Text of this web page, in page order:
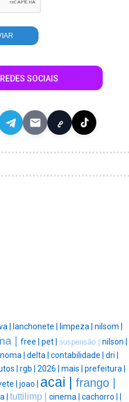
SOCIAIS
| lanchonete | limpeza | nilsom |
| free | pet | suspensão | nilson |
noma | delta | contabilidade | dri |
| rgb | 2026 | mais | prefeitura |
| joao | acai | frango |
| tuttilimp | cinema | cachorro |